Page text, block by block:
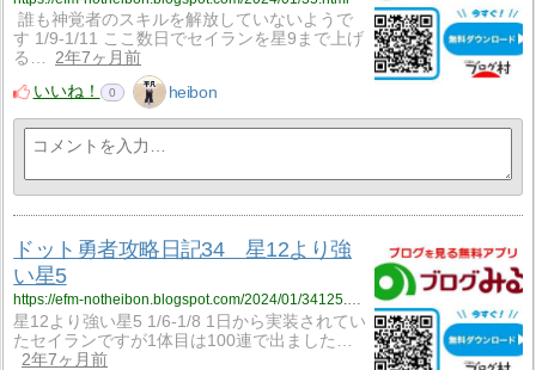
誰も神覚者のスキルを解放していないようで
す 1/9-1/11 ここ数日でセイランを星9まで上げ
る…
2年7ヶ月前
いいね！
0 heibon
ドット勇者攻略日記34 星12より強
い星5
https://efm-notheibon.blogspot.com/2024/01/34125.html
星12より強い星5 1/6-1/8 1日から実装されてい
たセイランですが1体目は100連で出ました…
2年7ヶ月前